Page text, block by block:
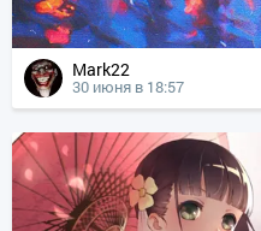
Mark22
30 июня в 18:57